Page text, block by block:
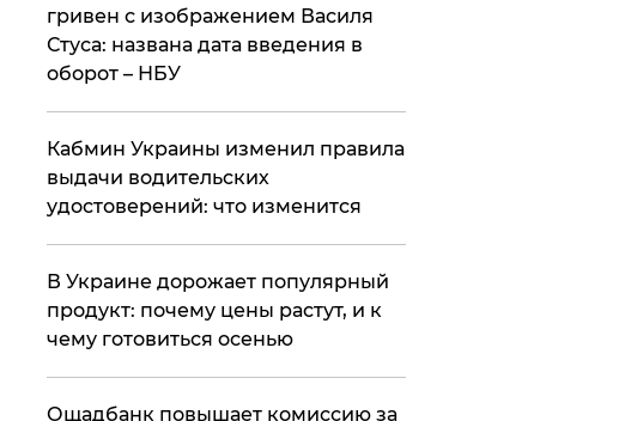
гривен с изображением Василя
Стуса: названа дата введения в
оборот – НБУ
Кабмин Украины изменил правила
выдачи водительских
удостоверений: что изменится
В Украине дорожает популярный
продукт: почему цены растут, и к
чему готовиться осенью
​Ощадбанк повышает комиссию за